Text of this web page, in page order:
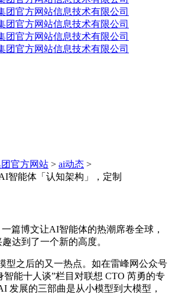
官方网站 > ai动态 >
智能体「认知架构」，定制
博文让AI智能体的热潮席卷全球，
达到了一个新的高度。
之后的又一热点。如在雷峰网公众号
智能十人谈”栏目对联想 CTO 芮勇的专
发展的三部曲是从小模型到大模型，